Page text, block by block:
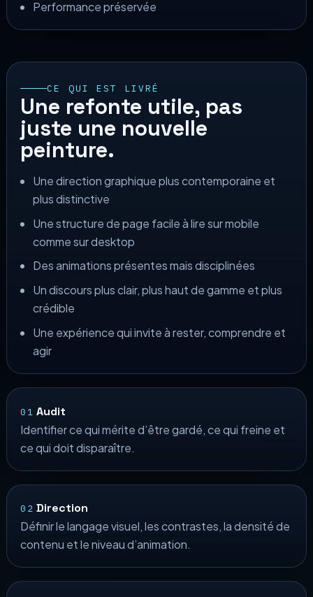
Performance préservée
CE QUI EST LIVRÉ
Une refonte utile, pas
juste une nouvelle
peinture.
Une direction graphique plus contemporaine et
plus distinctive
Une structure de page facile à lire sur mobile
comme sur desktop
Des animations présentes mais disciplinées
Un discours plus clair, plus haut de gamme et plus
crédible
Une expérience qui invite à rester, comprendre et
agir
01 Audit
Identifier ce qui mérite d’être gardé, ce qui freine et
ce qui doit disparaître.
02 Direction
Définir le langage visuel, les contrastes, la densité de
contenu et le niveau d’animation.